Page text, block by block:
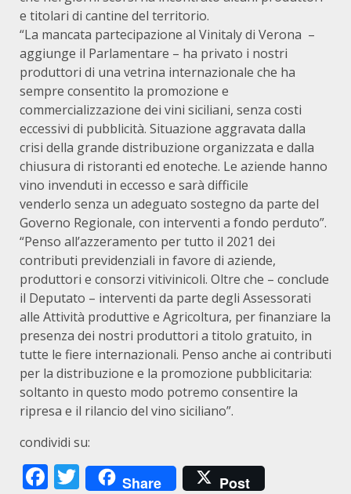
e titolari di cantine del territorio.
“La mancata partecipazione al Vinitaly di Verona –
aggiunge il Parlamentare – ha privato i nostri
produttori di una vetrina internazionale che ha
sempre consentito la promozione e
commercializzazione dei vini siciliani, senza costi
eccessivi di pubblicità. Situazione aggravata dalla
crisi della grande distribuzione organizzata e dalla
chiusura di ristoranti ed enoteche. Le aziende hanno
vino invenduti in eccesso e sarà difficile
venderlo senza un adeguato sostegno da parte del
Governo Regionale, con interventi a fondo perduto”.
“Penso all’azzeramento per tutto il 2021 dei
contributi previdenziali in favore di aziende,
produttori e consorzi vitivinicoli. Oltre che – conclude
il Deputato – interventi da parte degli Assessorati
alle Attività produttive e Agricoltura, per finanziare la
presenza dei nostri produttori a titolo gratuito, in
tutte le fiere internazionali. Penso anche ai contributi
per la distribuzione e la promozione pubblicitaria:
soltanto in questo modo potremo consentire la
ripresa e il rilancio del vino siciliano”.
condividi su:
Facebook
Twitter
Share Post